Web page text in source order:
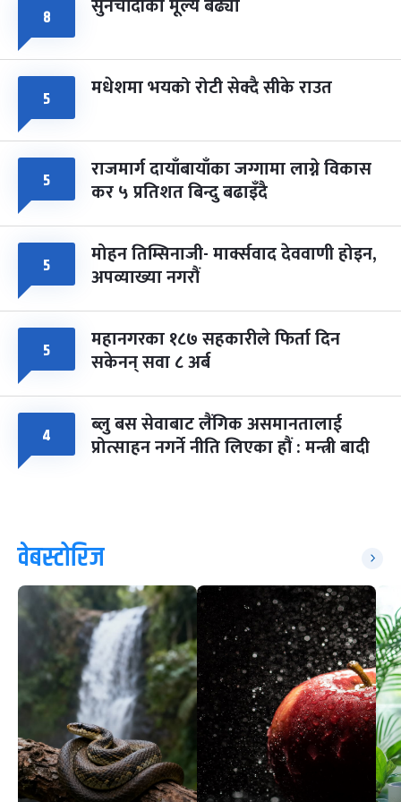
८ सुनचाँदीको मूल्य बढ्यो
५ मधेशमा भयको रोटी सेक्दै सीके राउत
५ राजमार्ग दायाँबायाँका जग्गामा लाग्ने विकास
कर ५ प्रतिशत बिन्दु बढाइँदै
५ मोहन तिम्सिनाजी- मार्क्सवाद देववाणी होइन,
अपव्याख्या नगरौं
५ महानगरका १८७ सहकारीले फिर्ता दिन
सकेनन् सवा ८ अर्ब
४ ब्लु बस सेवाबाट लैंगिक असमानतालाई
प्रोत्साहन नगर्ने नीति लिएका हौं : मन्त्री बादी
वेबस्टोरिज